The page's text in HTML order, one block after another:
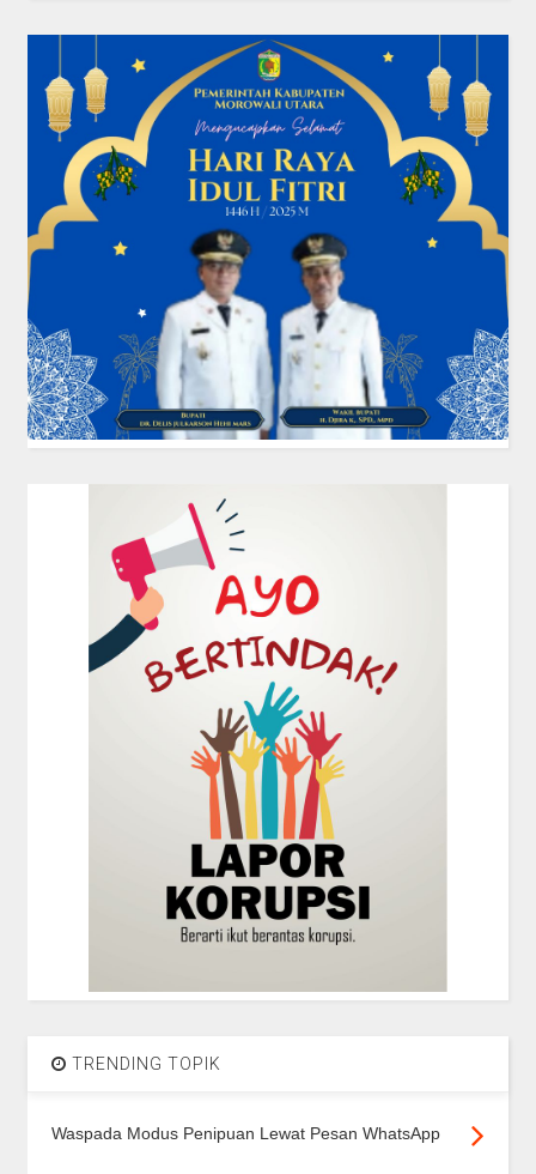
TRENDING TOPIK
Waspada Modus Penipuan Lewat Pesan WhatsApp